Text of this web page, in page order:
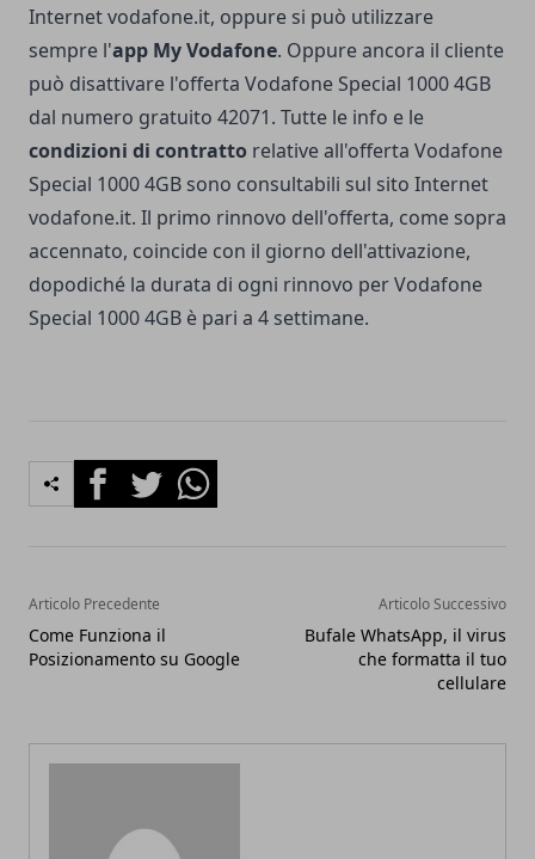
Internet vodafone.it, oppure si può utilizzare
sempre l'app My Vodafone. Oppure ancora il cliente
può disattivare l'offerta Vodafone Special 1000 4GB
dal numero gratuito 42071. Tutte le info e le
condizioni di contratto relative all'offerta Vodafone
Special 1000 4GB sono consultabili sul sito Internet
vodafone.it. Il primo rinnovo dell'offerta, come sopra
accennato, coincide con il giorno dell'attivazione,
dopodiché la durata di ogni rinnovo per Vodafone
Special 1000 4GB è pari a 4 settimane.
FacebookTwitterWhatsapp
Articolo Precedente
Come Funziona il
Posizionamento su Google
Articolo Successivo
Bufale WhatsApp, il virus
che formatta il tuo
cellulare